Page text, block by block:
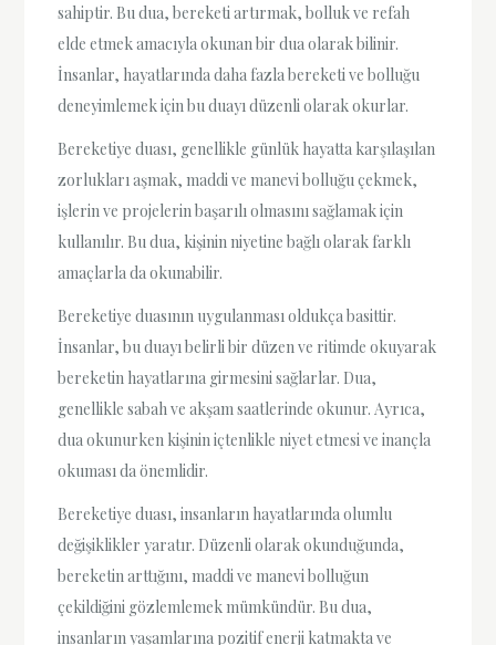
sahiptir. Bu dua, bereketi artırmak, bolluk ve refah
elde etmek amacıyla okunan bir dua olarak bilinir.
İnsanlar, hayatlarında daha fazla bereketi ve bolluğu
deneyimlemek için bu duayı düzenli olarak okurlar.
Bereketiye duası, genellikle günlük hayatta karşılaşılan
zorlukları aşmak, maddi ve manevi bolluğu çekmek,
işlerin ve projelerin başarılı olmasını sağlamak için
kullanılır. Bu dua, kişinin niyetine bağlı olarak farklı
amaçlarla da okunabilir.
Bereketiye duasının uygulanması oldukça basittir.
İnsanlar, bu duayı belirli bir düzen ve ritimde okuyarak
bereketin hayatlarına girmesini sağlarlar. Dua,
genellikle sabah ve akşam saatlerinde okunur. Ayrıca,
dua okunurken kişinin içtenlikle niyet etmesi ve inançla
okuması da önemlidir.
Bereketiye duası, insanların hayatlarında olumlu
değişiklikler yaratır. Düzenli olarak okunduğunda,
bereketin arttığını, maddi ve manevi bolluğun
çekildiğini gözlemlemek mümkündür. Bu dua,
insanların yaşamlarına pozitif enerji katmakta ve